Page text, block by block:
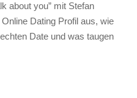
about you” mit Stefan
Dating Profil aus, wie
Date und was taugen